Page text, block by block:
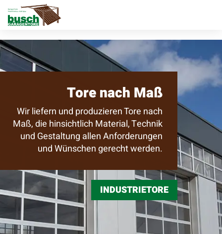
Tore nach Maß
Wir liefern und produzieren Tore nach
Maß, die hinsichtlich Material, Technik
und Gestaltung allen Anforderungen
und Wünschen gerecht werden.
INDUSTRIETORE